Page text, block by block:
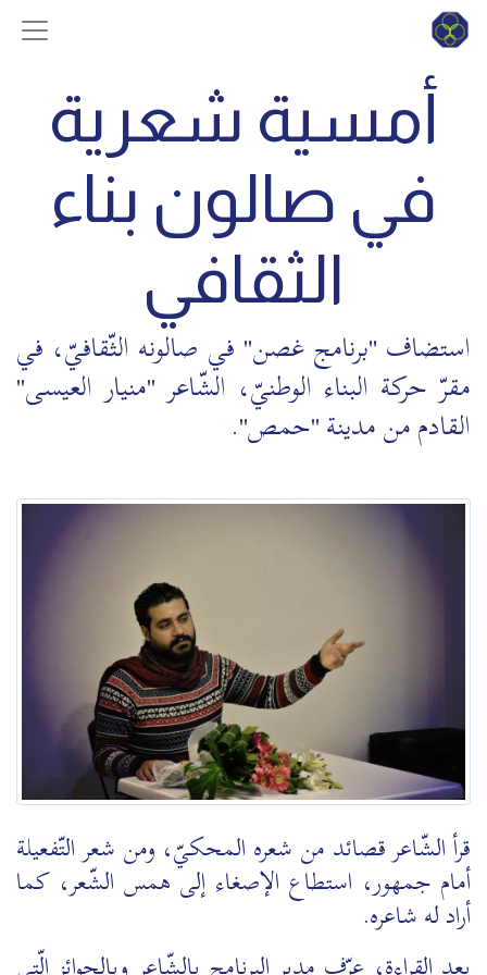
أمسية شعرية
في صالون بناء
الثقافي
استضاف "برنامج غصن" في صالونه الثّقافيّ، في
مقرّ حركة البناء الوطنيّ، الشّاعر "منيار العيسى"
القادم من مدينة "حمص".
قرأ الشّاعر قصائد من شعره المحكيّ، ومن شعر التّفعيلة
أمام جمهور، استطاع الإصغاء إلى همس الشّعر، كما
أراد له شاعره.